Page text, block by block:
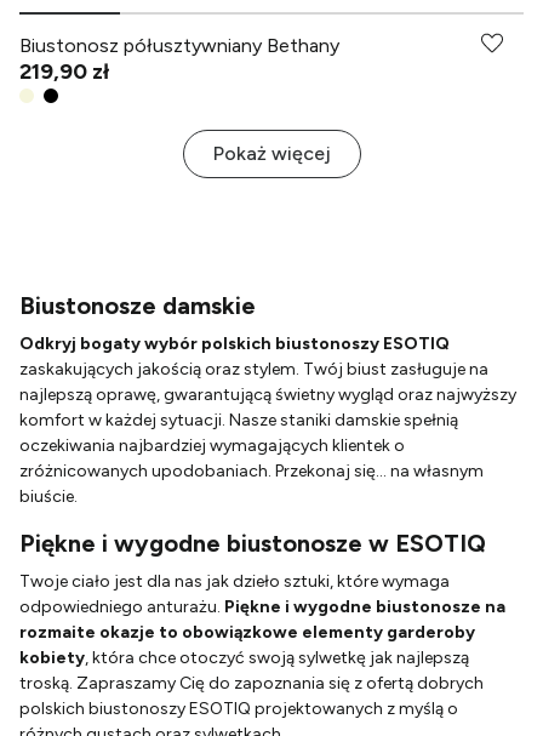
Biustonosz półusztywniany Bethany
219,90 zł
Pokaż więcej
Biustonosze damskie
Odkryj bogaty wybór polskich biustonoszy ESOTIQ
zaskakujących jakością oraz stylem. Twój biust zasługuje na
najlepszą oprawę, gwarantującą świetny wygląd oraz najwyższy
komfort w każdej sytuacji. Nasze staniki damskie spełnią
oczekiwania najbardziej wymagających klientek o
zróżnicowanych upodobaniach. Przekonaj się... na własnym
biuście.
Piękne i wygodne biustonosze w ESOTIQ
Twoje ciało jest dla nas jak dzieło sztuki, które wymaga
odpowiedniego anturażu. Piękne i wygodne biustonosze na
rozmaite okazje to obowiązkowe elementy garderoby
kobiety, która chce otoczyć swoją sylwetkę jak najlepszą
troską. Zapraszamy Cię do zapoznania się z ofertą dobrych
polskich biustonoszy ESOTIQ projektowanych z myślą o